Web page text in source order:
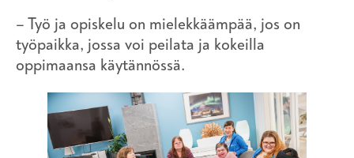
– Työ ja opiskelu on mielekkäämpää, jos on
työpaikka, jossa voi peilata ja kokeilla
oppimaansa käytännössä.